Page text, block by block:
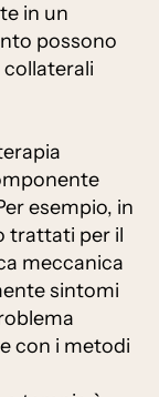
in un
possono
esempio, in
trattati per il
meccanica
sintomi
con i metodi